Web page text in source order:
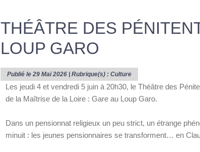
THÉÂTRE DES
LOUP GARO
Publié le 29 Mai 2026 | Rubrique(s) : Culture
Les jeudi 4 et vendredi 5 juin à 20h30, le Théâtre des
de la Maîtrise de la Loire : Gare au Loup Garo.
Dans un pensionnat religieux un peu strict, un étrange
minuit : les jeunes pensionnaires se transforment… en